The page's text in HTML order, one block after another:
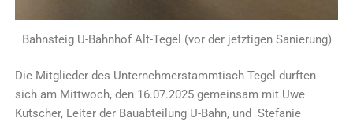
Bahnsteig U-Bahnhof Alt-Tegel (vor der jetztigen Sanierung)
Die Mitglieder des Unternehmerstammtisch Tegel durften
sich am Mittwoch, den 16.07.2025 gemeinsam mit Uwe
Kutscher, Leiter der Bauabteilung U-Bahn, und Stefanie